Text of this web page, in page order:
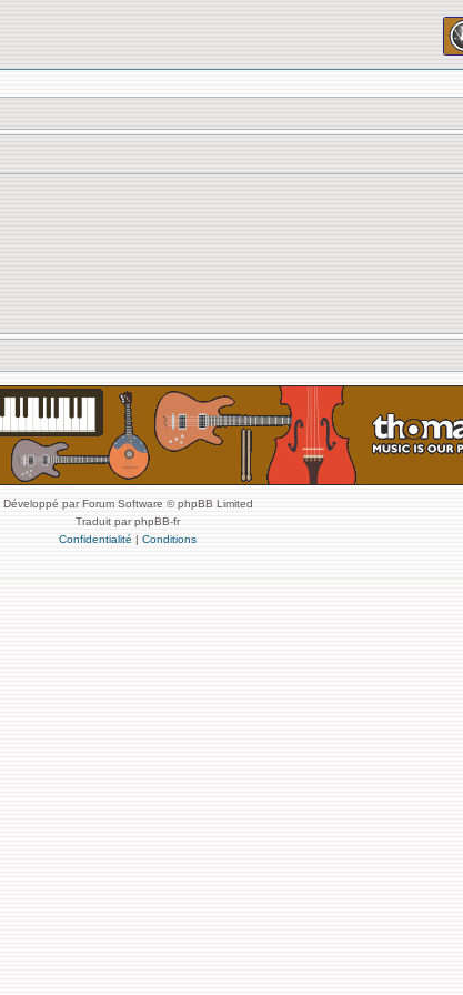
Développé par Forum Software © phpBB Limited
Traduit par phpBB-fr
Confidentialité | Conditions